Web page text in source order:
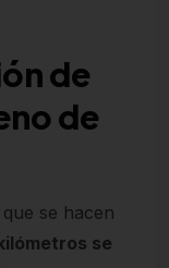
de
de
se hacen
se